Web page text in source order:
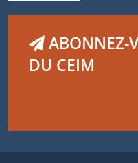
ABONNEZ-
DU CEIM